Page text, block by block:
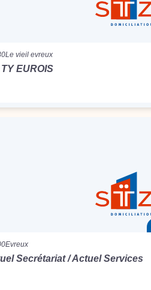
Le vieil evreux
EUROIS
Evreux
Secrétariat / Actuel Services